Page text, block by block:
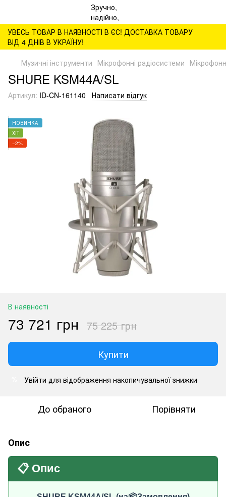
УВЕСЬ ТОВАР В НАЯВНОСТІ В ЄС! ДОСТАВКА ТОВАРУ
ВІД 4 ДНІВ В УКРАЇНУ!
Музичні інструменти Мікрофонні радіосистеми
SHURE KSM44A/SL
Артикул: ID-CN-161140 Написати відгук
НОВИНКА
ХІТ
−2%
В наявності
73 721 грн 75 225 грн
Купити
Увійти для відображення накопичувальної знижки
До обраного Порівняти
Опис
📋 Опис